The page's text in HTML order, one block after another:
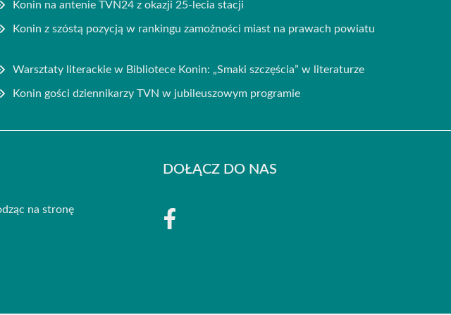
Konin na antenie TVN24 z okazji 25-lecia stacji
Konin z szóstą pozycją w rankingu zamożności miast na prawach powiatu
Warsztaty literackie w Bibliotece Konin: „Smaki szczęścia” w literaturze
Konin gości dziennikarzy TVN w jubileuszowym programie
na stronę
DOŁĄCZ DO NAS